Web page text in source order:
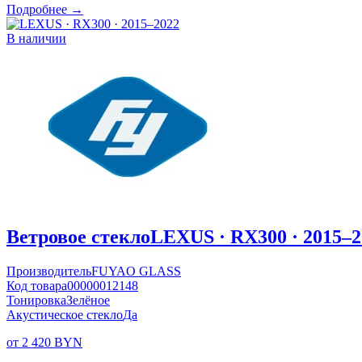
Подробнее →
В наличии
Ветровое стеклоLEXUS · RX300 ·
ПроизводительFUYAO GLASS
Код товара00000012148
ТонировкаЗелёное
Акустическое стеклоДа
от 2 420 BYN